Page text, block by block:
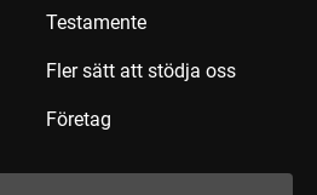
Testamente
Fler sätt att stödja oss
Företag